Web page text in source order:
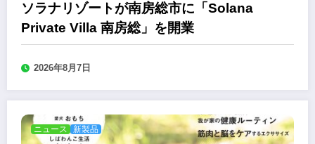
ソラナリゾートが南房総市に「Solana
Private Villa 南房総」を開業
2026年8月7日
ニュース 新製品